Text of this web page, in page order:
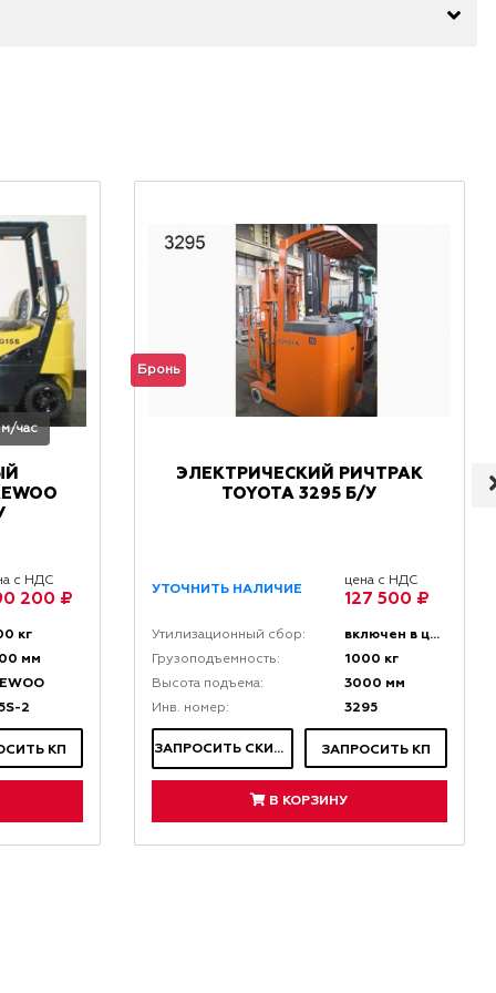
час
с НДС
200 ₽
кг
мм
2
КП
Бронь
ЭЛЕКТРИЧЕСКИЙ РИЧТРАК
TOYOTA 3295 Б/У
УТОЧНИТЬ НАЛИЧИЕ
цена с НДС
127 500 ₽
Утилизационный сбор: включен в цену
Грузоподъемность: 1000 кг
Высота подъема: 3000 мм
Инв. номер: 3295
ЗАПРОСИТЬ СКИДКУ ЗАПРОСИТЬ КП
В КОРЗИНУ